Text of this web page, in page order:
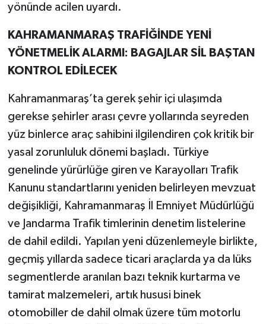
yönünde acilen uyardı.
KAHRAMANMARAŞ TRAFİĞİNDE YENİ
YÖNETMELİK ALARMI: BAGAJLAR SİL BAŞTAN
KONTROL EDİLECEK
Kahramanmaraş’ta gerek şehir içi ulaşımda
gerekse şehirler arası çevre yollarında seyreden
yüz binlerce araç sahibini ilgilendiren çok kritik bir
yasal zorunluluk dönemi başladı. Türkiye
genelinde yürürlüğe giren ve Karayolları Trafik
Kanunu standartlarını yeniden belirleyen mevzuat
değişikliği, Kahramanmaraş İl Emniyet Müdürlüğü
ve Jandarma Trafik timlerinin denetim listelerine
de dahil edildi. Yapılan yeni düzenlemeyle birlikte,
geçmiş yıllarda sadece ticari araçlarda ya da lüks
segmentlerde aranılan bazı teknik kurtarma ve
tamirat malzemeleri, artık hususi binek
otomobiller de dahil olmak üzere tüm motorlu